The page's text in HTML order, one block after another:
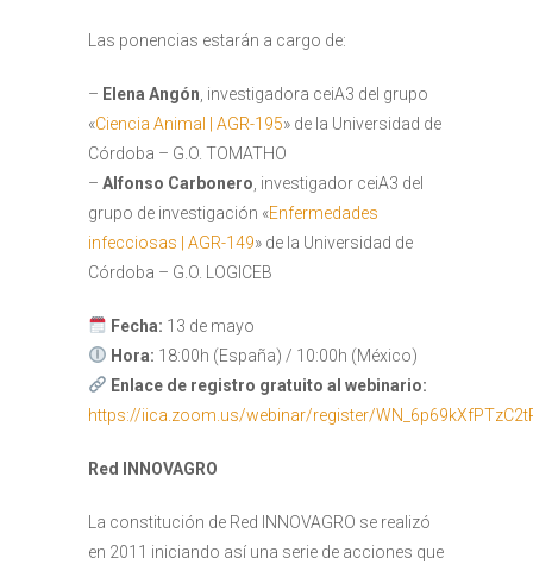
Las ponencias estarán a cargo de:
– Elena Angón , investigadora ceiA3 del grupo
«Ciencia Animal | AGR-195» de la Universidad de
Córdoba – G.O. TOMATHO
– Alfonso Carbonero , investigador ceiA3 del
grupo de investigación «Enfermedades
infecciosas | AGR-149» de la Universidad de
Córdoba – G.O. LOGICEB
Fecha: 13 de mayo
Hora: 18:00h (España) / 10:00h (México)
Enlace de registro gratuito al webinario:
https://iica.zoom.us/webinar/register/
Red INNOVAGRO
La constitución de Red INNOVAGRO se realizó
en 2011 iniciando así una serie de acciones que